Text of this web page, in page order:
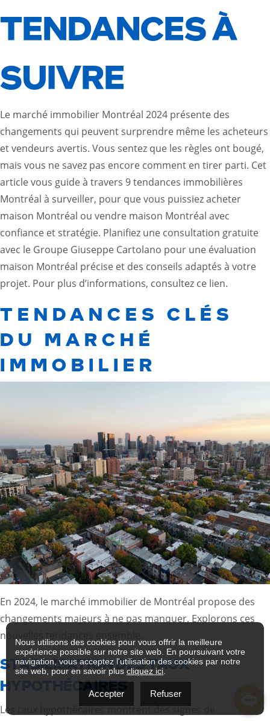
TENDANCES À
SUIVRE
Le marché immobilier Montréal 2024 présente des
changements qui peuvent surprendre même les acheteurs
et vendeurs avertis. Vous sentez que les règles ont bougé,
mais vous ne savez pas encore comment en tirer parti. Cet
article vous guide à travers 9 tendances immobilières
Montréal à surveiller, pour que vous puissiez acheter
maison Montréal ou vendre maison Montréal avec
confiance et stratégie. Planifiez une consultation gratuite
avec le Groupe Giuseppe Cartolano pour une évaluation
maison Montréal précise et des conseils adaptés à votre
projet. Pour plus d’informations, consultez ce lien.
TENDANCES CLÉS
DU MARCHÉ
IMMOBILIER
En 2024, le marché immobilier de Montréal propose des
changements majeurs à ne pas manquer. Explorons ces
nouvelles tendances ensemble.
STABILISATION DES TAUX
HYPOTHÉCAIRES
Les taux hypothécaires montrent des signes de
Nous utilisons des cookies pour vous offrir la meilleure
expérience possible sur notre site web. En poursuivant votre
navigation, vous acceptez l'utilisation des cookies par notre
site web, pour en savoir plus cliquez ici
Accepter Refuser